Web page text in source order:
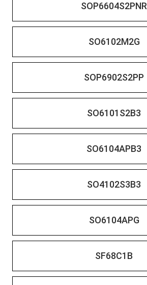
SOP6604S2PNR
SO6102M2G
SOP6902S2PP
SO6101S2B3
SO6104APB3
SO4102S3B3
SO6104APG
SF68C1B